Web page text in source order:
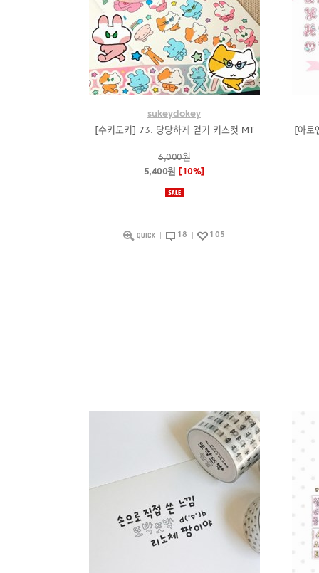
sukeydokey
[수키도키] 73. 당당하게 걷기 키스컷 MT
6,000원
5,400원 [10%]
18 105
[아